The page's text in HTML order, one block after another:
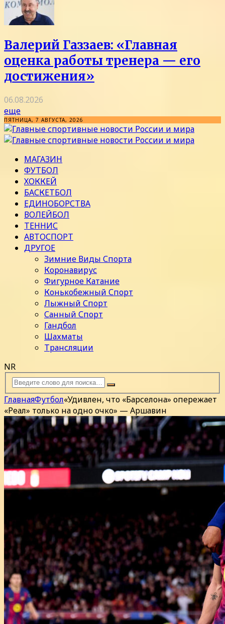
Валерий Газзаев: «Главная
оценка работы тренера — его
достижения»
06.08.2026
еще
ПЯТНИЦА, 7 АВГУСТА, 2026
МАГАЗИН
ФУТБОЛ
ХОККЕЙ
БАСКЕТБОЛ
ЕДИНОБОРСТВА
ВОЛЕЙБОЛ
ТЕННИС
АВТОСПОРТ
ДРУГОЕ
Зимние Виды Спорта
Коронавирус
Фигурное Катание
Конькобежный Спорт
Лыжный Спорт
Санный Спорт
Гандбол
Шахматы
Трансляции
NR
ГлавнаяФутбол«Удивлен, что «Барселона» опережает
«Реал» только на одно очко» — Аршавин